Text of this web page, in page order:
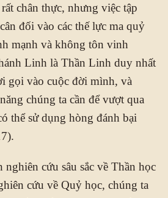
chân thực, nhưng việc tập
đối vào các thế lực ma quỷ
mạnh và không tôn vinh
Linh là Thần Linh duy nhất
gọi vào cuộc đời mình, và
chúng ta cần để vượt qua
thể sử dụng hòng đánh bại
cứu sâu sắc về Thần học
cứu về Quỷ học, chúng ta